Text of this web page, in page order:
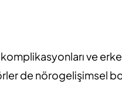
ve
de nörogelişimsel